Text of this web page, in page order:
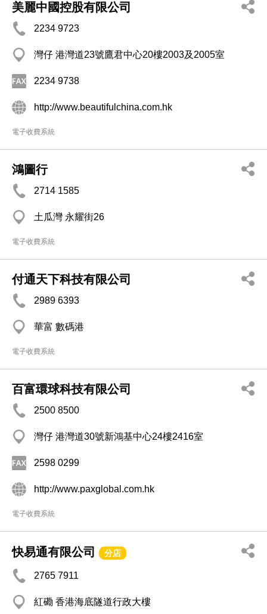
美麗中國控股有限公司
2234 9723
灣仔 港灣道23號鷹君中心20樓2003及2005室
2234 9738
http://www.beautifulchina.com.hk
電子收費系統
鴻圖行
2714 1585
土瓜灣 永耀街26
電子收費系統
付通天下科技有限公司
2989 6393
華富 數碼港
電子收費系統
百富環球科技有限公司
2500 8500
灣仔 港灣道30號新鴻基中心24樓2416室
2598 0299
http://www.paxglobal.com.hk
電子收費系統
快易通有限公司 分店
2765 7911
紅磡 香港海底隧道行政大樓